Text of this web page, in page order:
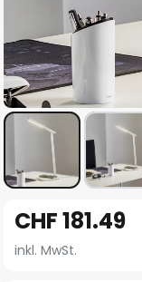
Anfang
der
CHF 181.49
inkl. MwSt.